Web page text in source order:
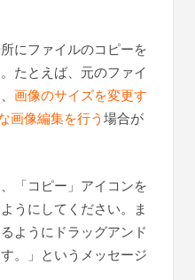
にファイルのコピーを
たとえば、元のファイ
画像のサイズを変更す
画像編集を行う場合が
「コピー」アイコンを
うにしてください。ま
ようにドラッグアンド
。」というメッセージ